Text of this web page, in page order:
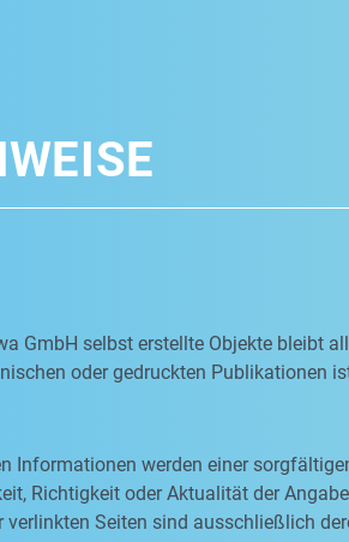
GmbH selbst erstellte Objekte bleibt
oder gedruckten
Informationen werden einer
Richtigkeit oder Aktualität der
Seiten sind ausschließlich